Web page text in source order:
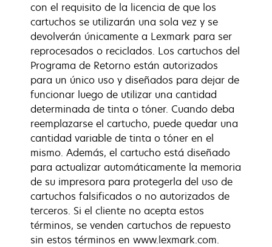
con el requisito de la licencia de que los
cartuchos se utilizarán una sola vez y se
devolverán únicamente a Lexmark para ser
reprocesados o reciclados. Los cartuchos del
Programa de Retorno están autorizados
para un único uso y diseñados para dejar de
funcionar luego de utilizar una cantidad
determinada de tinta o tóner. Cuando deba
reemplazarse el cartucho, puede quedar una
cantidad variable de tinta o tóner en el
mismo. Además, el cartucho está diseñado
para actualizar automáticamente la memoria
de su impresora para protegerla del uso de
cartuchos falsificados o no autorizados de
terceros. Si el cliente no acepta estos
términos, se venden cartuchos de repuesto
sin estos términos en www.lexmark.com.